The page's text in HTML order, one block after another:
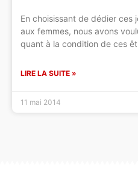
En choisissant de dédier ces
aux femmes, nous avons
quant à la condition de ces
LIRE LA SUITE »
11 mai 2014